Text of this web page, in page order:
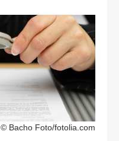
© Bacho Foto/fotolia.com